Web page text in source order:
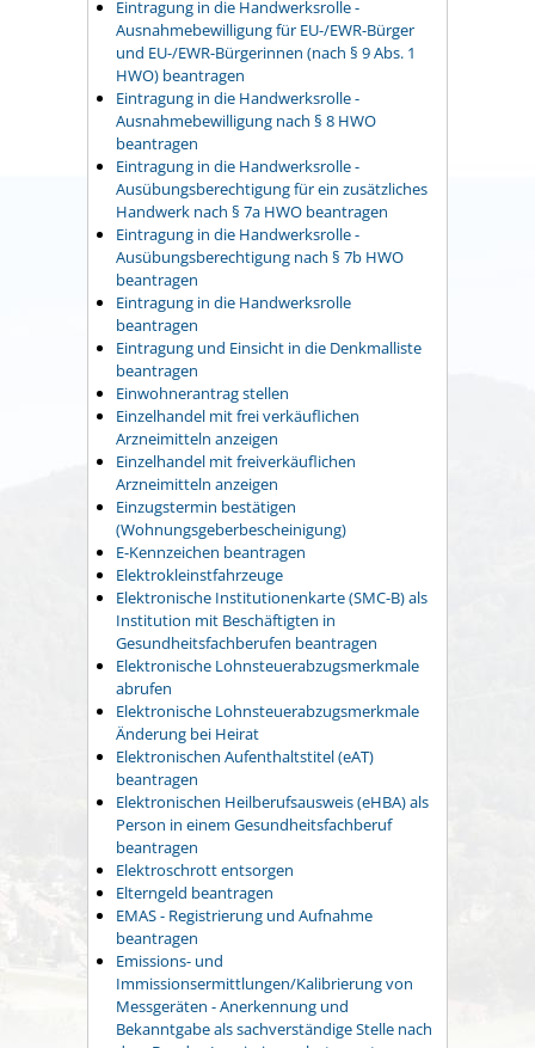
Eintragung in die Handwerksrolle -
Ausnahmebewilligung für EU-/EWR-Bürger
und EU-/EWR-Bürgerinnen (nach § 9 Abs. 1
HWO) beantragen
Eintragung in die Handwerksrolle -
Ausnahmebewilligung nach § 8 HWO
beantragen
Eintragung in die Handwerksrolle -
Ausübungsberechtigung für ein zusätzliches
Handwerk nach § 7a HWO beantragen
Eintragung in die Handwerksrolle -
Ausübungsberechtigung nach § 7b HWO
beantragen
Eintragung in die Handwerksrolle
beantragen
Eintragung und Einsicht in die Denkmalliste
beantragen
Einwohnerantrag stellen
Einzelhandel mit frei verkäuflichen
Arzneimitteln anzeigen
Einzelhandel mit freiverkäuflichen
Arzneimitteln anzeigen
Einzugstermin bestätigen
(Wohnungsgeberbescheinigung)
E-Kennzeichen beantragen
Elektrokleinstfahrzeuge
Elektronische Institutionenkarte (SMC-B) als
Institution mit Beschäftigten in
Gesundheitsfachberufen beantragen
Elektronische Lohnsteuerabzugsmerkmale
abrufen
Elektronische Lohnsteuerabzugsmerkmale
Änderung bei Heirat
Elektronischen Aufenthaltstitel (eAT)
beantragen
Elektronischen Heilberufsausweis (eHBA) als
Person in einem Gesundheitsfachberuf
beantragen
Elektroschrott entsorgen
Elterngeld beantragen
EMAS - Registrierung und Aufnahme
beantragen
Emissions- und
Immissionsermittlungen/Kalibrierung von
Messgeräten - Anerkennung und
Bekanntgabe als sachverständige Stelle nach